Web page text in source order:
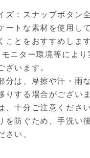
ズ：スナップボタン
ートな素材を使用し
ことをおすすめします
ニター環境等により
ざいます。
分は、摩擦や汗・雨
りする場合がござい
、十分ご注意ください
を防ぐため、手洗い
さい。